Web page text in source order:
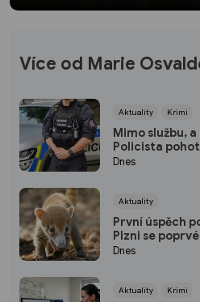
Více od Marie
Aktuality Krimi
Mimo službu,
Policista
plzeňském fitku
Dnes
Aktuality
První úspěch
Plzni se
narodili
Dnes
Aktuality Krimi